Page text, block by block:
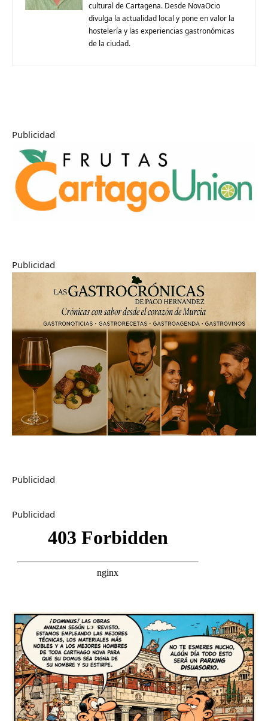
cultural de Cartagena. Desde NovaOcio
divulga la actualidad local y pone en valor la
hostelería y las experiencias gastronómicas
de la ciudad.
Publicidad
Publicidad
Publicidad
Publicidad